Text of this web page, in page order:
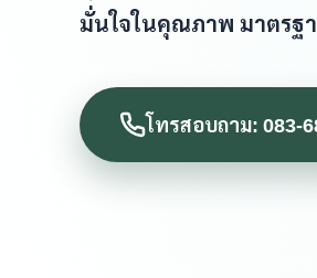
มั่นใจในคุณภาพ มาตรฐ
โทรสอบถาม: 083-